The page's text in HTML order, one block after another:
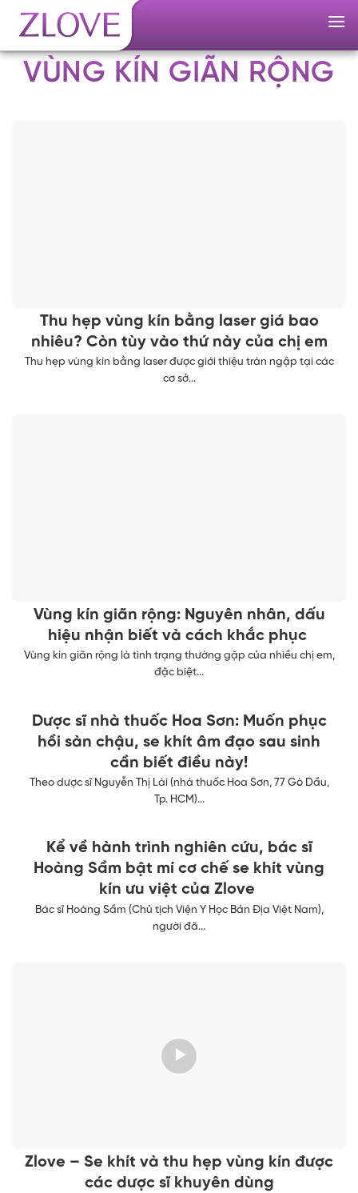
Skip
content
VÙNG KÍN GIÃN RỘNG
Thu hẹp vùng kín bằng laser giá bao
nhiêu? Còn tùy vào thứ này của chị em
Thu hẹp vùng kín bằng laser được giới thiệu tràn ngập tại các
cơ sở...
Vùng kín giãn rộng: Nguyên nhân, dấu
hiệu nhận biết và cách khắc phục
Vùng kín giãn rộng là tình trạng thường gặp của nhiều chị em,
đặc biệt...
Dược sĩ nhà thuốc Hoa Sơn: Muốn phục
hồi sàn chậu, se khít âm đạo sau sinh
cần biết điều này!
Theo dược sĩ Nguyễn Thị Lài (nhà thuốc Hoa Sơn, 77 Gò Dầu,
Tp. HCM)...
Kể về hành trình nghiên cứu, bác sĩ
Hoàng Sầm bật mí cơ chế se khít vùng
kín ưu việt của Zlove
Bác sĩ Hoàng Sầm (Chủ tịch Viện Y Học Bản Địa Việt Nam),
người đã...
Zlove – Se khít và thu hẹp vùng kín được
các dược sĩ khuyên dùng